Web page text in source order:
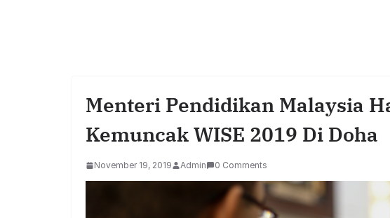
Menteri Pendidikan Malaysia
Kemuncak WISE 2019 Di Doha
November 19, 2019 Admin 0 Comments